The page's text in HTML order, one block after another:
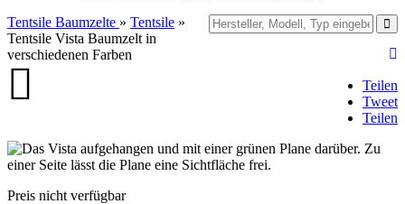
Tentsile Baumzelte » Tentsile »
Tentsile Vista Baumzelt in
verschiedenen Farben
Teilen
Tweet
Teilen
Preis nicht verfügbar